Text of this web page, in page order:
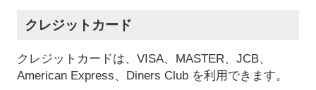
クレジットカード
クレジットカードは、VISA、MASTER、JCB、
American Express、Diners Club を利用できます。